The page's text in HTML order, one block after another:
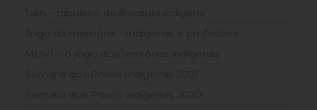
Talin – tabuleiro de literatura indígena
Jogo da memória – Indígenas e profissões
MOVÍ – o jogo dos territórios indígenas
Semana dos Povos Indígenas 2021
Semana dos Povos Indígenas 2020